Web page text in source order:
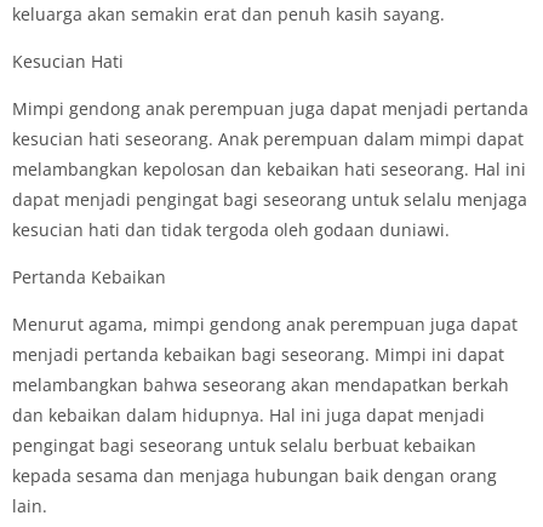
keluarga akan semakin erat dan penuh kasih sayang.
Kesucian Hati
Mimpi gendong anak perempuan juga dapat menjadi pertanda
kesucian hati seseorang. Anak perempuan dalam mimpi dapat
melambangkan kepolosan dan kebaikan hati seseorang. Hal ini
dapat menjadi pengingat bagi seseorang untuk selalu menjaga
kesucian hati dan tidak tergoda oleh godaan duniawi.
Pertanda Kebaikan
Menurut agama, mimpi gendong anak perempuan juga dapat
menjadi pertanda kebaikan bagi seseorang. Mimpi ini dapat
melambangkan bahwa seseorang akan mendapatkan berkah
dan kebaikan dalam hidupnya. Hal ini juga dapat menjadi
pengingat bagi seseorang untuk selalu berbuat kebaikan
kepada sesama dan menjaga hubungan baik dengan orang
lain.